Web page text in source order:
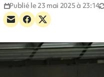
Publié le 23 mai 2025 à 23:14